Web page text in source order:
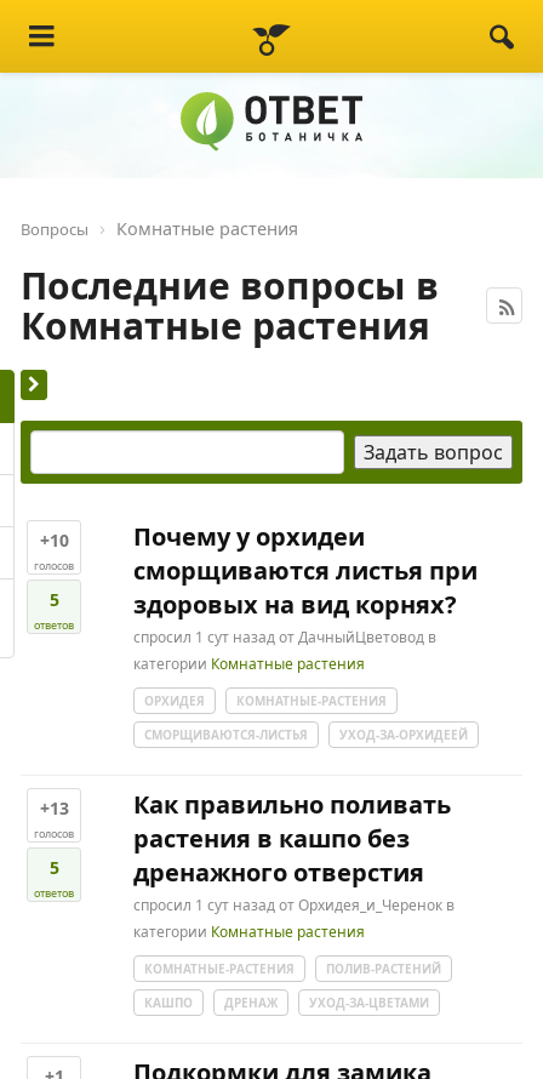
Вопросы Комнатные растения
Последние вопросы в
Комнатные растения
+10
голосов
5
ответов
Почему у орхидеи
сморщиваются листья при
здоровых на вид корнях?
спросил 1 сут назадотДачныйЦветовод в
категории Комнатные растения
ОРХИДЕЯ
КОМНАТНЫЕ-РАСТЕНИЯ
СМОРЩИВАЮТСЯ-ЛИСТЬЯ
УХОД-ЗА-ОРХИДЕЕЙ
+13
голосов
5
ответов
Как правильно поливать
растения в кашпо без
дренажного отверстия
спросил 1 сут назадотОрхидея_и_Черенок в
категории Комнатные растения
КОМНАТНЫЕ-РАСТЕНИЯ
ПОЛИВ-РАСТЕНИЙ
КАШПО
ДРЕНАЖ УХОД-ЗА-ЦВЕТАМИ